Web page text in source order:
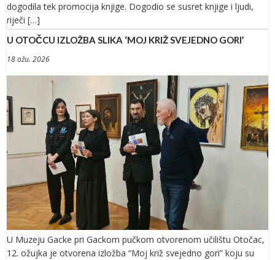
dogodila tek promocija knjige. Dogodio se susret knjige i ljudi,
riječi […]
U OTOČCU IZLOŽBA SLIKA ‘MOJ KRIŽ SVEJEDNO GORI’
18 ožu. 2026
U Muzeju Gacke pri Gackom pučkom otvorenom učilištu Otočac,
12. ožujka je otvorena izložba “Moj križ svejedno gori” koju su